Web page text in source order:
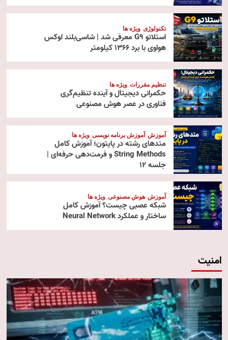
تکنولوژی ویژه ها
استلاتو G9 معرفی شد | شاسی‌بلند لوکس
هواوی با برد ۱۳۶۶ کیلومتر
تنظیم مقررات ویژه ها
حکمرانی دیجیتال و آینده تنظیم‌گری
فناوری در عصر هوش مصنوعی
آموزش آموزش برنامه نویسی ویژه ها
متدهای رشته در پایتون؛ آموزش کامل
String Methods و فرمت‌دهی حرفه‌ای |
جلسه ۱۲
آموزش هوش مصنوعی ویژه ها
شبکه عصبی چیست؟ آموزش کامل
ساختار و عملکرد Neural Network
امنیت